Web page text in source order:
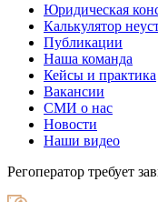
Юридическая
Калькулятор
Публикации
Наша команда
Кейсы и практика
Вакансии
СМИ о нас
Новости
Наши видео
Регоператор требует